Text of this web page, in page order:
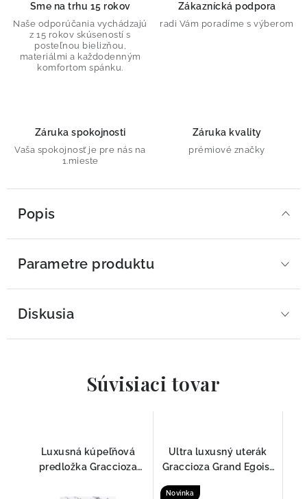
Sme na trhu 15 rokov
Naše odporúčania vychádzajú
z 15 rokov skúseností s
posteľnou bielizňou,
materiálmi a každodenným
komfortom spánku.
Zákaznícká podpora
radi Vám poradíme s výberom
Záruka spokojnosti
Vaša spokojnosť je pre nás na
1.mieste
Záruka kvality
prémiové značky
Popis
Parametre produktu
Diskusia
Súvisiaci tovar
Luxusná kúpeľňová
predložka Graccioza
Ultra luxusný uterák
Graccioza Grand Egoist
Novinka